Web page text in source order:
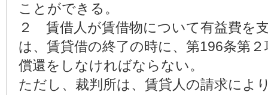
ことができる。
２ 賃借人が賃借物について有益費を
は、賃貸借の終了の時に、第196条第
償還をしなければならない。
ただし、裁判所は、賃貸人の請求によ